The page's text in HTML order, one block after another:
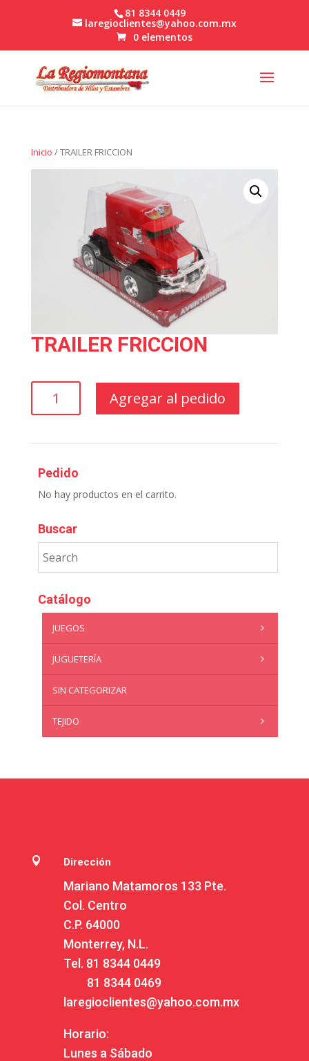
81 8344 0449
laregioclientes@yahoo.com.mx
0 elementos
Inicio / TRAILER FRICCION
TRAILER FRICCION
FRICCION
Agregar al pedido
Pedido
No hay productos en el carrito.
Buscar
Catálogo
JUEGOS
JUGUETERÍA
SIN CATEGORIZAR
TEJIDO
 Dirección
Mariano Matamoros 133 Pte.
Col. Centro
C.P. 64000
Monterrey, N.L.
Tel. 81 8344 0449
81 8344 0469
laregioclientes@yahoo.com.mx
Horario:
Lunes a Sábado